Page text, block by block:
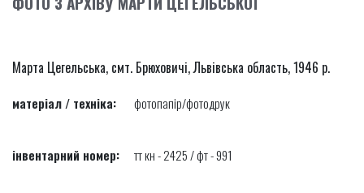
Марта Цегельська, смт. Брюховичі, Львівська область, 1946 р.
матеріал / техніка: фотопапір/фотодрук
інвентарний номер: тт кн - 2425 / фт - 991